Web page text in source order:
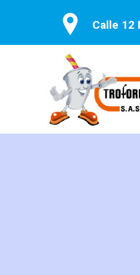
Calle 12